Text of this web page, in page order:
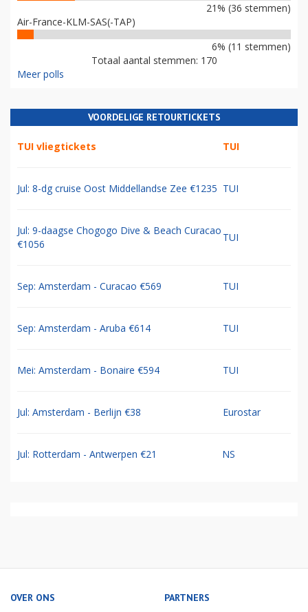
21% (36 stemmen)
Air-France-KLM-SAS(-TAP)
6% (11 stemmen)
Totaal aantal stemmen: 170
Meer polls
VOORDELIGE RETOURTICKETS
TUI vliegtickets TUI
Jul: 8-dg cruise Oost Middellandse Zee €1235 TUI
Jul: 9-daagse Chogogo Dive & Beach Curacao
€1056
TUI
Sep: Amsterdam - Curacao €569 TUI
Sep: Amsterdam - Aruba €614 TUI
Mei: Amsterdam - Bonaire €594 TUI
Jul: Amsterdam - Berlijn €38 Eurostar
Jul: Rotterdam - Antwerpen €21 NS
OVER ONS PARTNERS